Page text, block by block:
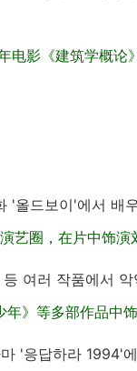
电影《建筑学概
'올드보이'에서 배
圈，在片中饰演
여러 작품에서
》等多部作品中
'응답하라 1994'